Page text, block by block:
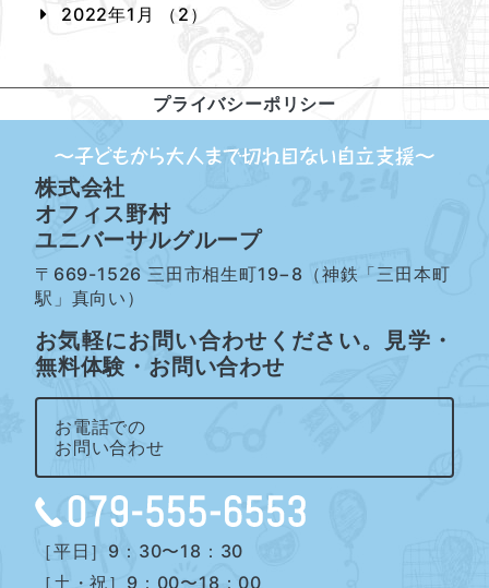
2022年1月 （2）
プライバシーポリシー
株式会社
オフィス野村
ユニバーサルグループ
〒669-1526 三田市相生町19−8（神鉄「三田本町
駅」真向い）
お気軽にお問い合わせください。見学・
無料体験・お問い合わせ
お電話での
お問い合わせ
［平日］9：30〜18：30
［土・祝］9：00〜18：00